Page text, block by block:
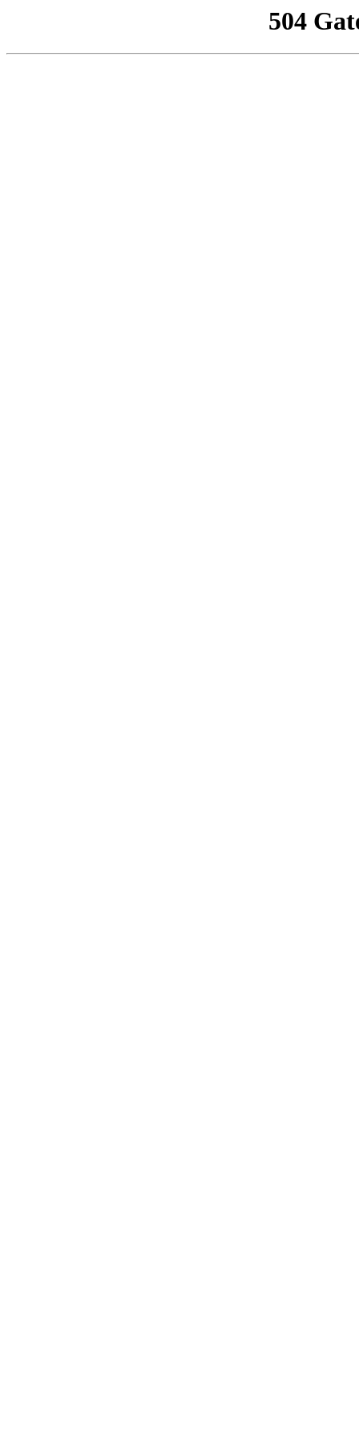
504